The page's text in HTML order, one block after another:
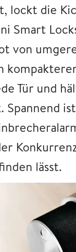
lockt die
Smart
von
Tür und
Spannend
lässt.